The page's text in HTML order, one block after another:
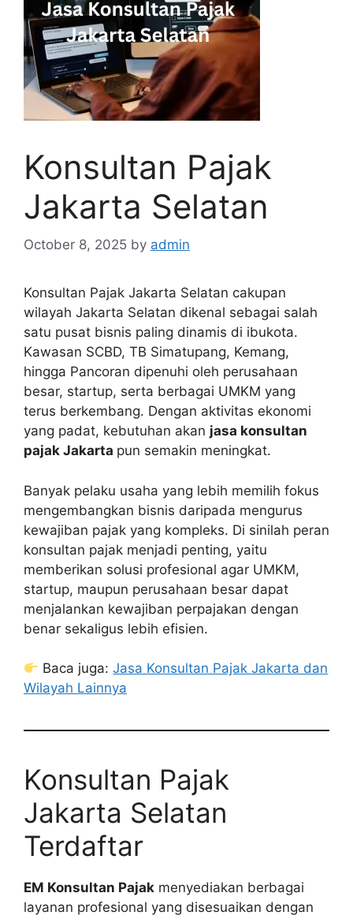
Konsultan Pajak
Jakarta Selatan
October 8, 2025 by admin
Konsultan Pajak Jakarta Selatan cakupan
wilayah Jakarta Selatan dikenal sebagai salah
satu pusat bisnis paling dinamis di ibukota.
Kawasan SCBD, TB Simatupang, Kemang,
hingga Pancoran dipenuhi oleh perusahaan
besar, startup, serta berbagai UMKM yang
terus berkembang. Dengan aktivitas ekonomi
yang padat, kebutuhan akan jasa konsultan
pajak Jakarta pun semakin meningkat.
Banyak pelaku usaha yang lebih memilih fokus
mengembangkan bisnis daripada mengurus
kewajiban pajak yang kompleks. Di sinilah peran
konsultan pajak menjadi penting, yaitu
memberikan solusi profesional agar UMKM,
startup, maupun perusahaan besar dapat
menjalankan kewajiban perpajakan dengan
benar sekaligus lebih efisien.
Baca juga:Jasa Konsultan Pajak Jakarta dan
Wilayah Lainnya
Konsultan Pajak
Jakarta Selatan
Terdaftar
EM Konsultan Pajak menyediakan berbagai
layanan profesional yang disesuaikan dengan